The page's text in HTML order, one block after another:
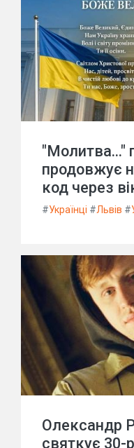
"Молитва..."
продовжує
код через
#Українці #Львів #
Олександр
святкує 30-